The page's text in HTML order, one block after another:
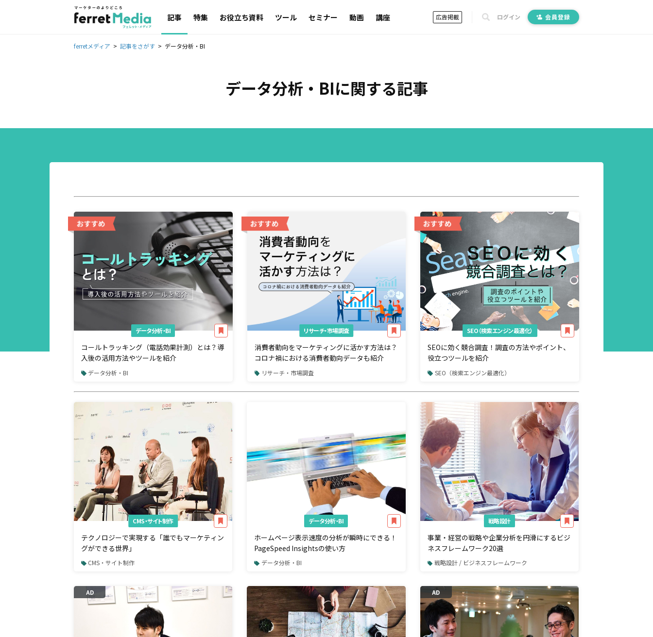
記事 特集 お役立ち資料 ツール セミナー 動画 講座 広告掲載 ログイン 会員登録
ferretメディア 記事をさがす データ分析・BI
データ分析・BIに関する記事
データ分析・BI
コールトラッキング（電話効果計測）とは？導
入後の活用方法やツールを紹介
データ分析・BI
リサーチ・市場調査
消費者動向をマーケティングに活かす方法は？
コロナ禍における消費者動向データも紹介
リサーチ・市場調査
SEO（検索エンジン最適化）
SEOに効く競合調査！調査の方法やポイント、
役立つツールを紹介
SEO（検索エンジン最適化）
CMS・サイト制作
テクノロジーで実現する「誰でもマーケティン
グができる世界」
CMS・サイト制作
データ分析・BI
ホームページ表示速度の分析が瞬時にできる！
PageSpeed Insightsの使い方
データ分析・BI
戦略設計
事業・経営の戦略や企業分析を円滑にするビジ
ネスフレームワーク20選
戦略設計 / ビジネスフレームワーク
AD AD